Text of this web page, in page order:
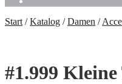
Start /Katalog /Damen /
#1.999 Kleine